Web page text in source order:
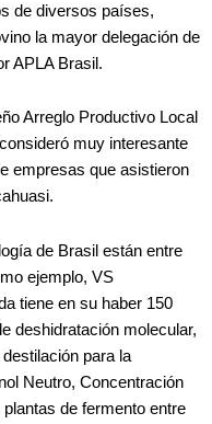
de diversos países,
la mayor delegación de
APLA Brasil.
Arreglo Productivo Local
muy interesante
empresas que asistieron
de Brasil están entre
ejemplo, VS
tiene en su haber 150
deshidratación molecular,
para la
Neutro, Concentración
de fermento entre